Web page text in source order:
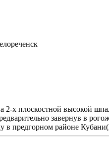
2-х плоскостной высокой
завернув в
в предгорном районе